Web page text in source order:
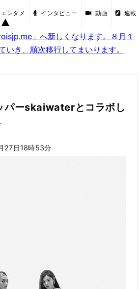
エンタメ インタビュー 動画 連載
」へ新しくなります。８月１
いき、順次移行してまいります。
パーskaiwaterとコラボし
27日18時53分